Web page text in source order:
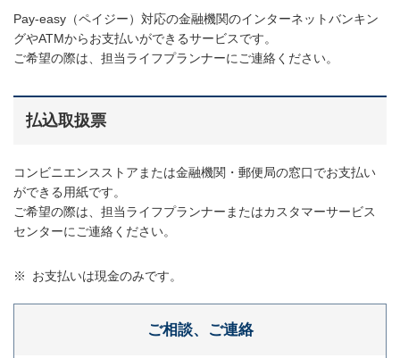
Pay-easy（ペイジー）対応の金融機関のインターネットバンキン
グやATMからお支払いができるサービスです。
ご希望の際は、担当ライフプランナーにご連絡ください。
払込取扱票
コンビニエンスストアまたは金融機関・郵便局の窓口でお支払い
ができる用紙です。
ご希望の際は、担当ライフプランナーまたはカスタマーサービス
センターにご連絡ください。
※ お支払いは現金のみです。
ご相談、ご連絡